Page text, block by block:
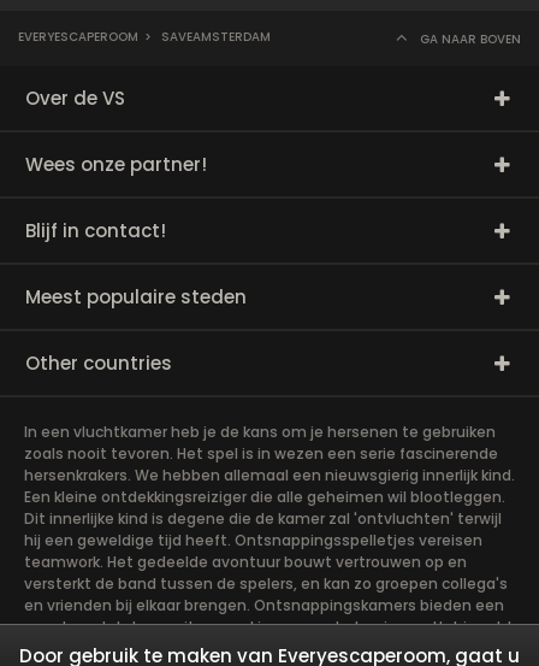
EVERYESCAPEROOM > SAVEAMSTERDAM GA NAAR BOVEN
Over de VS
Wees onze partner!
Blijf in contact!
Meest populaire steden
Other countries
In een vluchtkamer heb je de kans om je hersenen te gebruiken
zoals nooit tevoren. Het spel is in wezen een serie fascinerende
hersenkrakers. We hebben allemaal een nieuwsgierig innerlijk kind.
Een kleine ontdekkingsreiziger die alle geheimen wil blootleggen.
Dit innerlijke kind is degene die de kamer zal 'ontvluchten' terwijl
hij een geweldige tijd heeft. Ontsnappingsspelletjes vereisen
teamwork. Het gedeelde avontuur bouwt vertrouwen op en
versterkt de band tussen de spelers, en kan zo groepen collega's
en vrienden bij elkaar brengen. Ontsnappingskamers bieden een
avontuur dat de moeite waard is om aan te beginnen. Het is echt
teamwerk, wat het soepelst gaat als de teamleden hun
Door gebruik te maken van Everyescaperoom, gaat u